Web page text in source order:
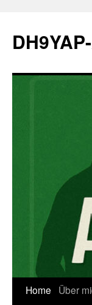
springen
Home
Über